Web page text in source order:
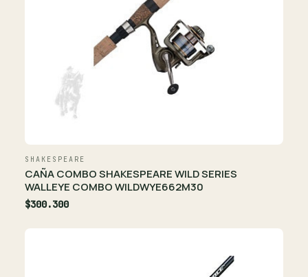
SHAKESPEARE
CAÑA COMBO SHAKESPEARE WILD SERIES
WALLEYE COMBO WILDWYE662M30
$300.300